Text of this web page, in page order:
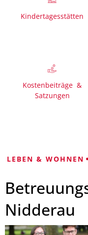
Kindertagesstätten
Kostenbeiträge &
Satzungen
LEBEN & WOHNEN
Nidderau